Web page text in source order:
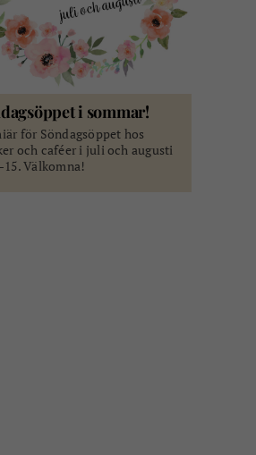
i sommar!
för Söndagsöppet hos
och caféer i juli och augusti
15. Välkomna!